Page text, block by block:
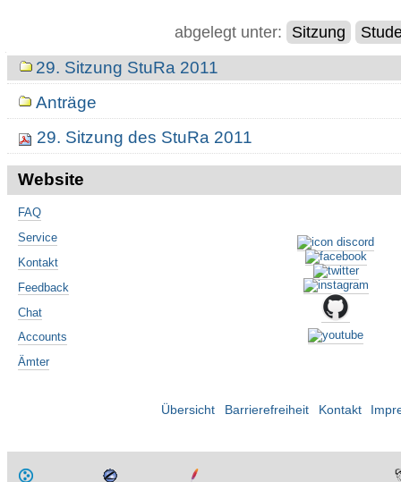
abgelegt unter: Sitzung
Navigation29. Sitzung StuRa 2011
Anträge
29. Sitzung des StuRa 2011
Website
FAQ
Service
Kontakt
Feedback
Chat
Accounts
Ämter
Übersicht Barrierefreiheit Kontakt